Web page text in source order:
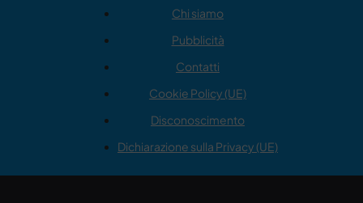
Chi siamo
Pubblicità
Contatti
Cookie Policy (UE)
Disconoscimento
Dichiarazione sulla Privacy (UE)